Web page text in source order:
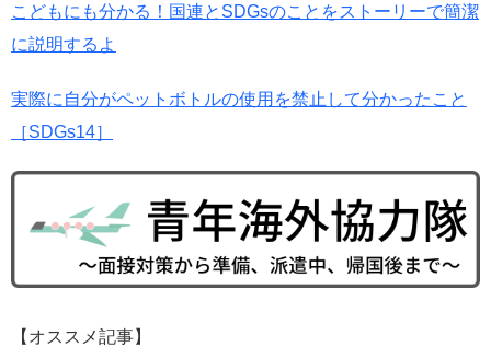
こどもにも分かる！国連とSDGsのことをストーリーで簡潔
に説明するよ
実際に自分がペットボトルの使用を禁止して分かったこと
［SDGs14］
【オススメ記事】